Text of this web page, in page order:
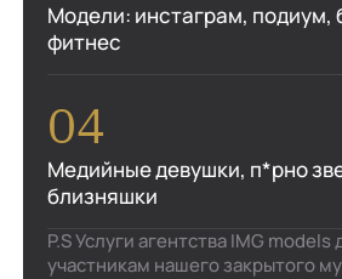
Модели: инстаграм, подиум,
фитнес
Медийные девушки, п*рно
близняшки
P.S Услуги агентства IMG
участникам нашего закрытого